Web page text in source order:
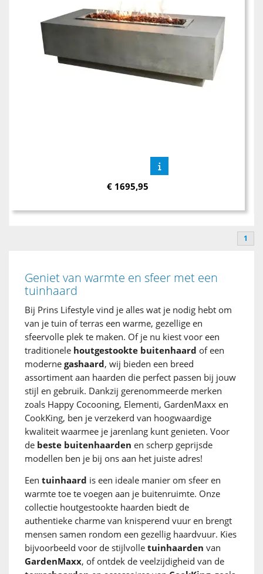
€ 1695,95
1
Geniet van warmte en sfeer met een
tuinhaard
Bij Prins Lifestyle vind je alles wat je nodig hebt om
van je tuin of terras een warme, gezellige en
sfeervolle plek te maken. Of je nu kiest voor een
traditionele houtgestookte buitenhaard of een
moderne gashaard, wij bieden een breed
assortiment aan haarden die perfect passen bij jouw
stijl en gebruik. Dankzij gerenommeerde merken
zoals Happy Cocooning, Elementi, GardenMaxx en
CookKing, ben je verzekerd van hoogwaardige
kwaliteit waarmee je jarenlang kunt genieten. Voor
de beste buitenhaarden en scherp geprijsde
modellen ben je bij ons aan het juiste adres!
Een tuinhaard is een ideale manier om sfeer en
warmte toe te voegen aan je buitenruimte. Onze
collectie houtgestookte haarden biedt de
authentieke charme van knisperend vuur en brengt
mensen samen rondom een gezellig haardvuur. Kies
bijvoorbeeld voor de stijlvolle tuinhaarden van
GardenMaxx, of ontdek de veelzijdigheid van de